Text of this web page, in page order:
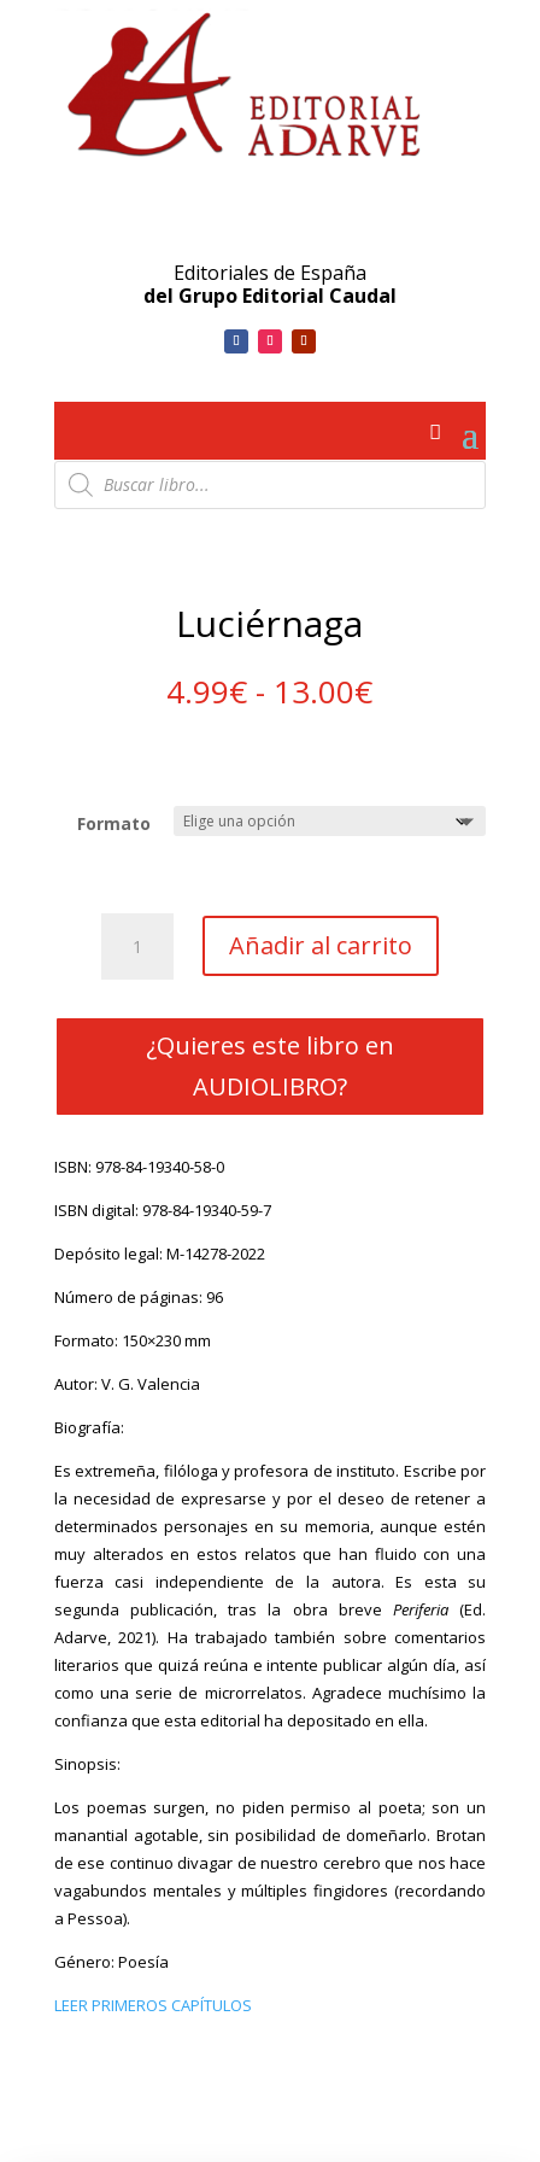
Editoriales de España
del Grupo Editorial Caudal
Búsqueda
de
productos
Luciérnaga
4.99€ - 13.00€Rango
de
Formato
cantidad
Añadir al carrito
¿Quieres este libro en
AUDIOLIBRO?
ISBN: 978-84-19340-58-0
ISBN digital: 978-84-19340-59-7
Depósito legal: M-14278-2022
Número de páginas: 96
Formato: 150×230 mm
Autor: V. G. Valencia
Biografía:
Es extremeña, filóloga y profesora de instituto. Escribe por
la necesidad de expresarse y por el deseo de retener a
determinados personajes en su memoria, aunque estén
muy alterados en estos relatos que han fluido con una
fuerza casi independiente de la autora. Es esta su
segunda publicación, tras la obra breve Periferia (Ed.
Adarve, 2021). Ha trabajado también sobre comentarios
literarios que quizá reúna e intente publicar algún día, así
como una serie de microrrelatos. Agradece muchísimo la
confianza que esta editorial ha depositado en ella.
Sinopsis:
Los poemas surgen, no piden permiso al poeta; son un
manantial agotable, sin posibilidad de domeñarlo. Brotan
de ese continuo divagar de nuestro cerebro que nos hace
vagabundos mentales y múltiples fingidores (recordando
a Pessoa).
Género: Poesía
LEER PRIMEROS CAPÍTULOS